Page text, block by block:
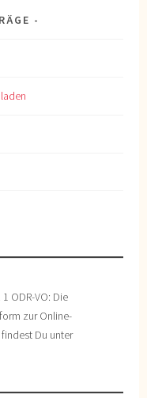
ODR-VO: Die
zur Online-
Du unter